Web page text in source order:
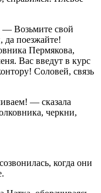
Возьмите свой
поезжайте!
Пермякова,
Вас введут в курс
Соловей, связь
— сказала
черкни,
когда они